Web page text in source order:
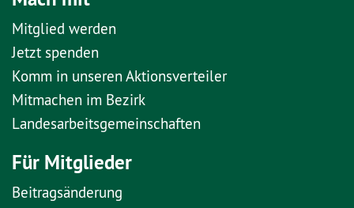
Mitglied werden
Jetzt spenden
Komm in unseren Aktionsverteiler
Mitmachen im Bezirk
Landesarbeitsgemeinschaften
Für Mitglieder
Beitragsänderung